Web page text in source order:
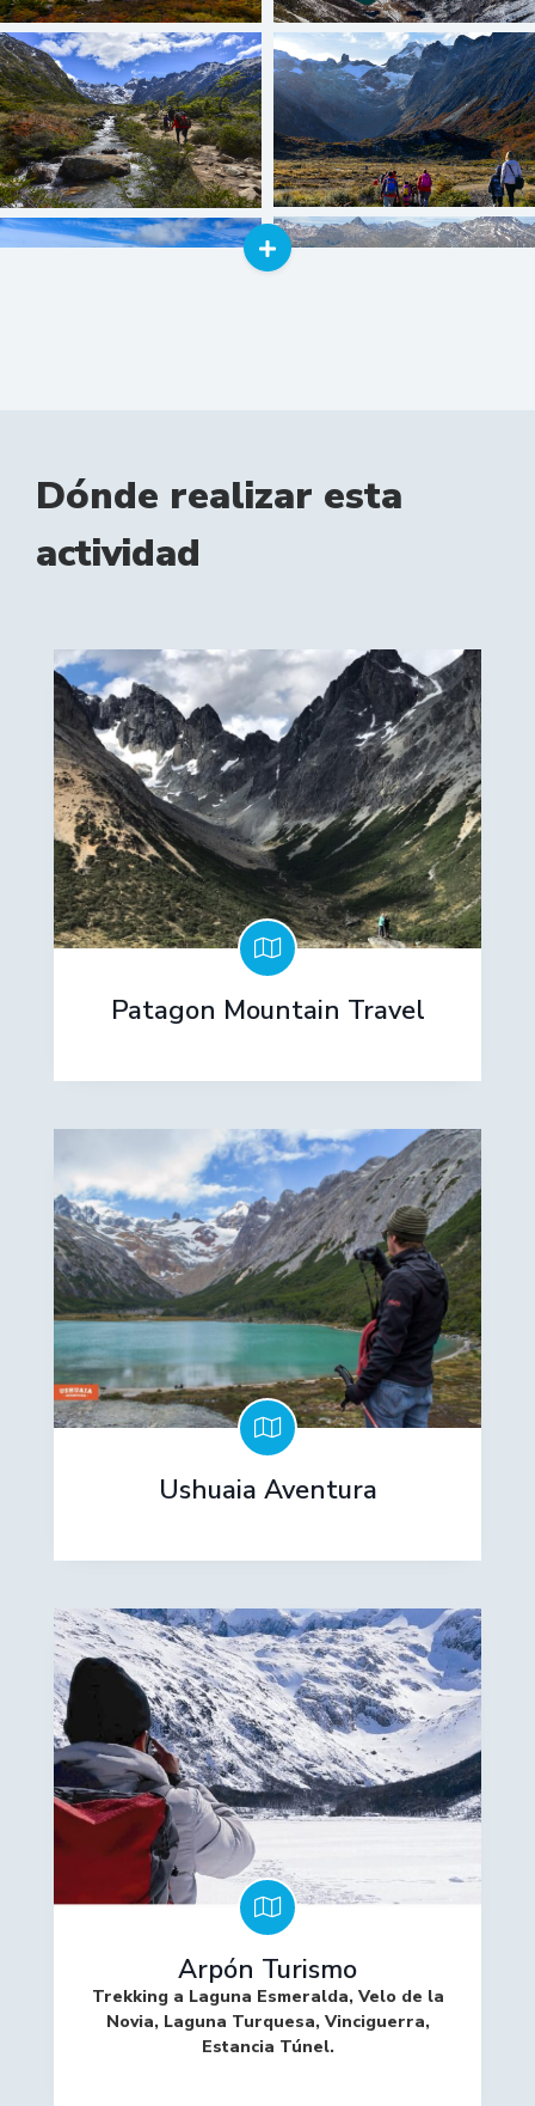
Dónde realizar esta
actividad
Patagon Mountain Travel
Ushuaia Aventura
Arpón Turismo
Trekking a Laguna Esmeralda, Velo de la
Novia, Laguna Turquesa, Vinciguerra,
Estancia Túnel.